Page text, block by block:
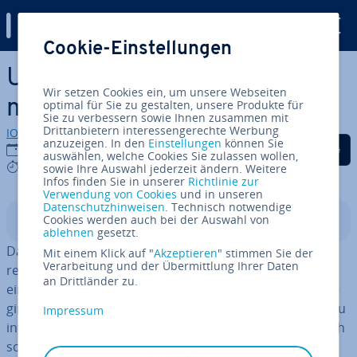
Zum Haupt­in­halt springen
Ur­laubs­über­ga­be: An was
muss man denken?
IONOS Redaktion
02.09.2021
6 mins
Auf Facebook teilen
Auf Twitter teilen
Auf LinkedIn
In­halts­ver­zeich­nis
Damit auch während Ihrer Ab­we­sen­heit alles möglichst
rei­bungs­los wei­ter­läuft, müssen Sie vor dem Urlaub an
ein paar Punkte denken. Vergessen Sie nicht, Ihre Kol­le­
gin­nen und Kollegen über alle an­ste­hen­den Aufgaben zu
in­for­mie­ren, Ab­we­sen­heits­no­ti­zen ein­zu­rich­ten und sich
schon im Vorfeld zu überlegen, was nach der Rückkehr
Cookie-Einstellungen
Wir setzen Cookies ein, um unsere Webseiten
optimal für Sie zu gestalten, unsere Produkte für
Sie zu verbessern sowie Ihnen zusammen mit
Drittanbietern interessengerechte Werbung
anzuzeigen. In den Einstellungen können Sie
auswählen, welche Cookies Sie zulassen wollen,
sowie Ihre Auswahl jederzeit ändern. Weitere
Infos finden Sie in unserer Richtlinie zur
Verwendung von Cookies und in unseren
Datenschutzhinweisen. Technisch notwendige
Cookies werden auch bei der Auswahl von
ablehnen gesetzt.
Mit einem Klick auf "Akzeptieren" stimmen Sie der
Verarbeitung und der Übermittlung Ihrer Daten
an Drittländer zu.
Impressum